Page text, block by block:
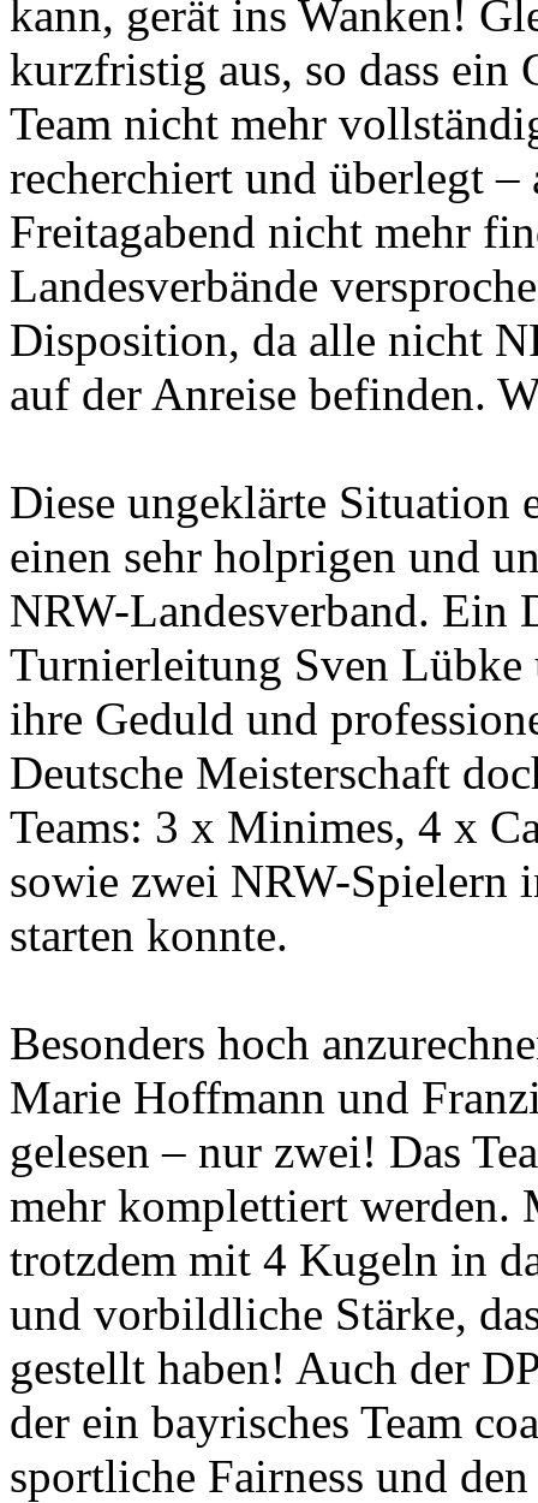
kann, gerät ins Wanken!
kurzfristig aus, so dass ein
Team nicht mehr
recherchiert und überlegt –
Freitagabend nicht mehr
Landesverbände
Disposition, da alle nicht
auf der Anreise befinden.
Diese ungeklärte Situation
einen sehr holprigen und
NRW-Landesverband. Ein
Turnierleitung Sven
ihre Geduld und
Deutsche Meisterschaft
Teams: 3 x Minimes, 4 x
sowie zwei NRW-Spielern
starten konnte.
Besonders hoch
Marie Hoffmann und
gelesen – nur zwei! Das
mehr komplettiert werden.
trotzdem mit 4 Kugeln in
und vorbildliche Stärke,
gestellt haben! Auch der
der ein bayrisches Team
sportliche Fairness und